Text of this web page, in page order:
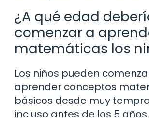
¿A qué edad
comenzar a
matemáticas los
Los niños pueden
aprender conceptos
básicos desde muy
incluso antes de los 5 años.